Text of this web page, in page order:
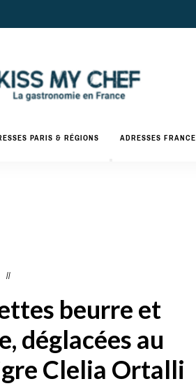
PARIS & RÉGIONS ADRESSES FRANCE
beurre et
déglacées au
Clelia Ortalli